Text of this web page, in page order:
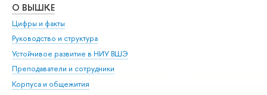
О ВЫШКЕ
Цифры и факты
Руководство и структура
Устойчивое развитие в НИУ ВШЭ
Преподаватели и сотрудники
Корпуса и общежития